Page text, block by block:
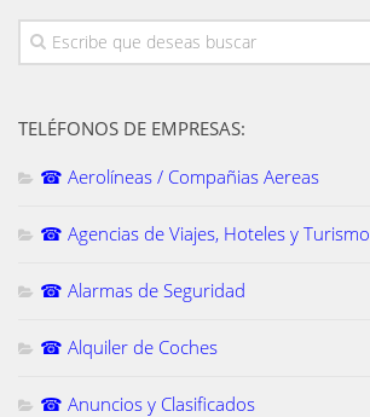
TELÉFONOS DE EMPRESAS:
☎ Aerolíneas / Compañias Aereas
☎ Agencias de Viajes, Hoteles y Turismo
☎ Alarmas de Seguridad
☎ Alquiler de Coches
☎ Anuncios y Clasificados